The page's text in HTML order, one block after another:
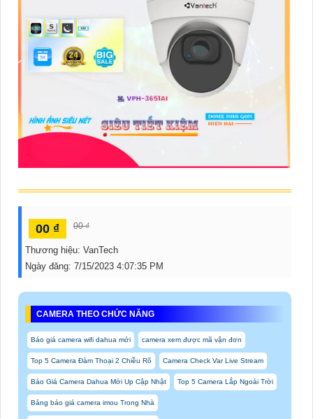
PHỤ
VỤ
00 ₫ 00 ₫
Thương hiệu: VanTech
Ngày đăng: 7/15/2023 4:07:35 PM
CAMERA THEO CHỨC NĂNG
Báo giá camera wifi dahua mới camera xem được mã vận đơn
Top 5 Camera Đàm Thoại 2 Chiều Rõ Camera Check Var Live Stream
Báo Giá Camera Dahua Mới Up Cập Nhật Top 5 Camera Lắp Ngoài Trời
Bảng báo giá camera imou Trong Nhà